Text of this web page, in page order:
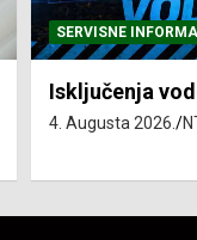
SERVISNE
Isključenja
4. Augusta 2026.